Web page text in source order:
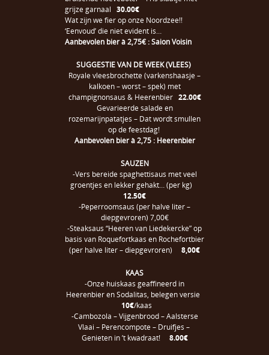
grijze garnaal 30.00€
Wat zijn we fier op onze Noordzee!!
‘Eenvoud’ die niet evident is…
Aanbevolen bier à 2,75€ : Saion Voisin
SUGGESTIE VAN DE WEEK (VLEES)
Royale vleesbrochette (varkenshaasje –
kalkoen – worst – spek) met
champignonsaus & Heerenbier 22.00€
Gevarieerde salade en
rozemarijnpatatjes – Dat wordt smullen
op de feestdag!
Aanbevolen bier à 2,75 : Heerenbier
SAUZEN
-Vers bereide spaghettisaus met veel
groentjes en lekker gehakt… (per kg)
12.50€
-Peperroomsaus (per halve liter –
diepgevroren) 7,00€
-Steaksaus “Heeren van Liedekercke” op
basis van Roquefortkaas en Rochefortbier
(per halve liter – diepgevroren) 8,00€
KAAS
-Onze huiskaas geaffineerd in
Heerenbier en Sodalitas, belegen versie
10€/kaas
-Cambozola – Vijgenbrood – Aalsterse
Vlaai – Perencompote – Druifjes –
Genieten in ’t kwadraat!
8.00€